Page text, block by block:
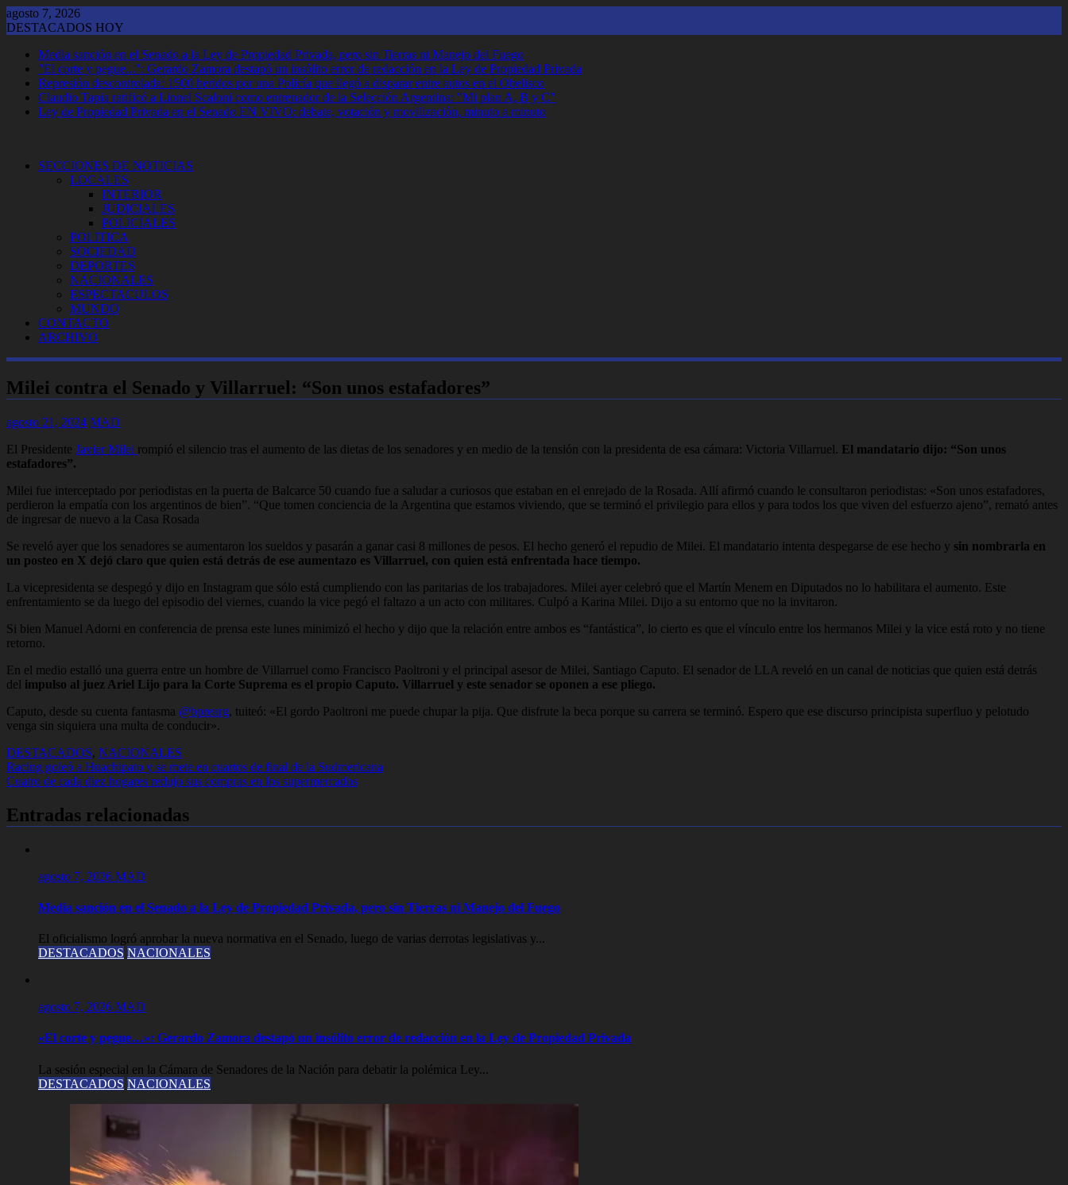
Saltar
al
agosto 7, 2026
DESTACADOS HOY
Media sanción en el Senado a la Ley de Propiedad Privada, pero sin Tierras ni Manejo del Fuego
"El corte y pegue...": Gerardo Zamora destapó un insólito error de redacción en la Ley de Propiedad Privada
Represión descontrolada: 1500 heridos por una Policía que llegó a disparar entre autos en el Obelisco
Claudio Tapia ratificó a Lionel Scaloni como entrenador de la Selección Argentina: "Mi plan A, B y C"
Ley de Propiedad Privada en el Senado EN VIVO: debate, votación y movilización, minuto a minuto
SECCIONES DE NOTICIAS
LOCALES
INTERIOR
JUDICIALES
POLICIALES
POLITICA
SOCIEDAD
DEPORTES
NACIONALES
ESPECTACULOS
MUNDO
CONTACTO
ARCHIVO
Milei contra el Senado y Villarruel: “Son unos estafadores”
agosto 21, 2024 MAD
El Presidente Javier Milei rompió el silencio tras el aumento de las dietas de los senadores y en medio de la tensión con la presidenta de esa cámara: Victoria Villarruel. El mandatario dijo: “Son unos
estafadores”.
Milei fue interceptado por periodistas en la puerta de Balcarce 50 cuando fue a saludar a curiosos que estaban en el enrejado de la Rosada. Allí afirmó cuando le consultaron periodistas: «Son unos estafadores,
perdieron la empatía con los argentinos de bien”. “Que tomen conciencia de la Argentina que estamos viviendo, que se terminó el privilegio para ellos y para todos los que viven del esfuerzo ajeno”, remató antes
de ingresar de nuevo a la Casa Rosada
Se reveló ayer que los senadores se aumentaron los sueldos y pasarán a ganar casi 8 millones de pesos. El hecho generó el repudio de Milei. El mandatario intenta despegarse de ese hecho y sin nombrarla en
un posteo en X dejó claro que quien está detrás de ese aumentazo es Villarruel, con quien está enfrentada hace tiempo.
La vicepresidenta se despegó y dijo en Instagram que sólo está cumpliendo con las paritarias de los trabajadores. Milei ayer celebró que el Martín Menem en Diputados no lo habilitara el aumento. Este
enfrentamiento se da luego del episodio del viernes, cuando la vice pegó el faltazo a un acto con militares. Culpó a Karina Milei. Dijo a su entorno que no la invitaron.
Si bien Manuel Adorni en conferencia de prensa este lunes minimizó el hecho y dijo que la relación entre ambos es “fantástica”, lo cierto es que el vínculo entre los hermanos Milei y la vice está roto y no tiene
retorno.
En el medio estalló una guerra entre un hombre de Villarruel como Francisco Paoltroni y el principal asesor de Milei, Santiago Caputo. El senador de LLA reveló en un canal de noticias que quien está detrás
del impulso al juez Ariel Lijo para la Corte Suprema es el propio Caputo. Villarruel y este senador se oponen a ese pliego.
Caputo, desde su cuenta fantasma @bprearg, tuiteó: «El gordo Paoltroni me puede chupar la pija. Que disfrute la beca porque su carrera se terminó. Espero que ese discurso principista superfluo y pelotudo
venga sin siquiera una multa de conducir».
DESTACADOS, NACIONALES
Navegación
de
entradas
Racing goleó a Huachipato y se mete en cuartos de final de la Sudmericana
Cuatro de cada diez hogares redujo sus compras en los supermercados
Entradas relacionadas
agosto 7, 2026 MAD
Media sanción en el Senado a la Ley de Propiedad Privada, pero sin Tierras ni Manejo del Fuego
El oficialismo logró aprobar la nueva normativa en el Senado, luego de varias derrotas legislativas y...
DESTACADOS NACIONALES
agosto 7, 2026 MAD
«El corte y pegue…»: Gerardo Zamora destapó un insólito error de redacción en la Ley de Propiedad Privada
La sesión especial en la Cámara de Senadores de la Nación para debatir la polémica Ley...
DESTACADOS NACIONALES